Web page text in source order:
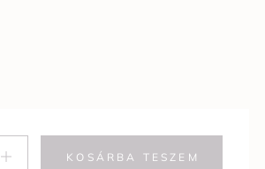
KOSÁRBA TESZEM